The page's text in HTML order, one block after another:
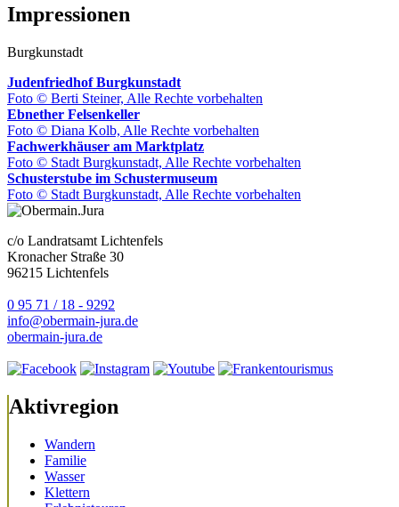
Impressionen
Burgkunstadt
Judenfriedhof Burgkunstadt
Foto © Berti Steiner, Alle Rechte vorbehalten
Ebnether Felsenkeller
Foto © Diana Kolb, Alle Rechte vorbehalten
Fachwerkhäuser am Marktplatz
Foto © Stadt Burgkunstadt, Alle Rechte vorbehalten
Schusterstube im Schustermuseum
Foto © Stadt Burgkunstadt, Alle Rechte vorbehalten
c/o Landratsamt Lichtenfels
Kronacher Straße 30
96215 Lichtenfels
0 95 71 / 18 - 9292
info@obermain-jura.de
obermain-jura.de
Aktivregion
Wandern
Familie
Wasser
Klettern